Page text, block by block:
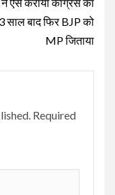
साल बाद फिर BJP को
MP जिताया
Required